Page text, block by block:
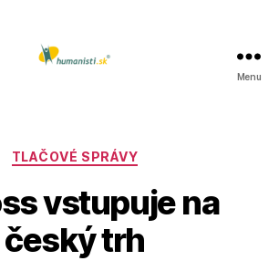
Menu
Kategórie
TLAČOVÉ SPRÁVY
vstupuje na
český trh